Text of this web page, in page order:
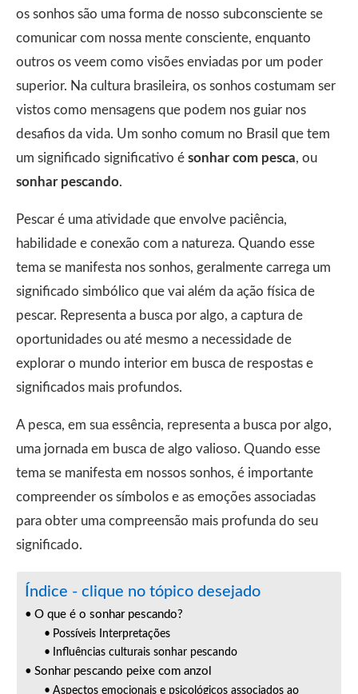
os sonhos são uma forma de nosso subconsciente se
comunicar com nossa mente consciente, enquanto
outros os veem como visões enviadas por um poder
superior. Na cultura brasileira, os sonhos costumam ser
vistos como mensagens que podem nos guiar nos
desafios da vida. Um sonho comum no Brasil que tem
um significado significativo é sonhar com pesca, ou
sonhar pescando.
Pescar é uma atividade que envolve paciência,
habilidade e conexão com a natureza. Quando esse
tema se manifesta nos sonhos, geralmente carrega um
significado simbólico que vai além da ação física de
pescar. Representa a busca por algo, a captura de
oportunidades ou até mesmo a necessidade de
explorar o mundo interior em busca de respostas e
significados mais profundos.
A pesca, em sua essência, representa a busca por algo,
uma jornada em busca de algo valioso. Quando esse
tema se manifesta em nossos sonhos, é importante
compreender os símbolos e as emoções associadas
para obter uma compreensão mais profunda do seu
significado.
Índice - clique no tópico desejado
O que é o sonhar pescando?
Possíveis Interpretações
Influências culturais sonhar pescando
Sonhar pescando peixe com anzol
Aspectos emocionais e psicológicos associados ao